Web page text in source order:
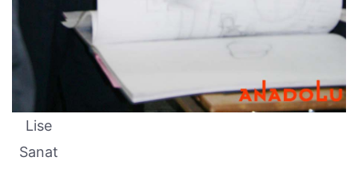
Lise
Sanat